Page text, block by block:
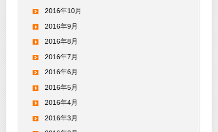
2016年10月
2016年9月
2016年8月
2016年7月
2016年6月
2016年5月
2016年4月
2016年3月